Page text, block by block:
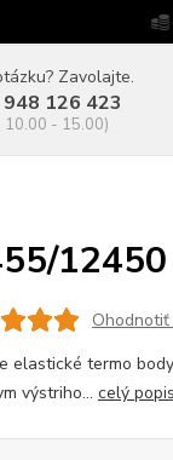
Zavolajte.
126 423
10.00 - 15.00)
12450
elastické termo
výstriho... celý popis